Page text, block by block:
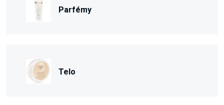
Parfémy
Telo